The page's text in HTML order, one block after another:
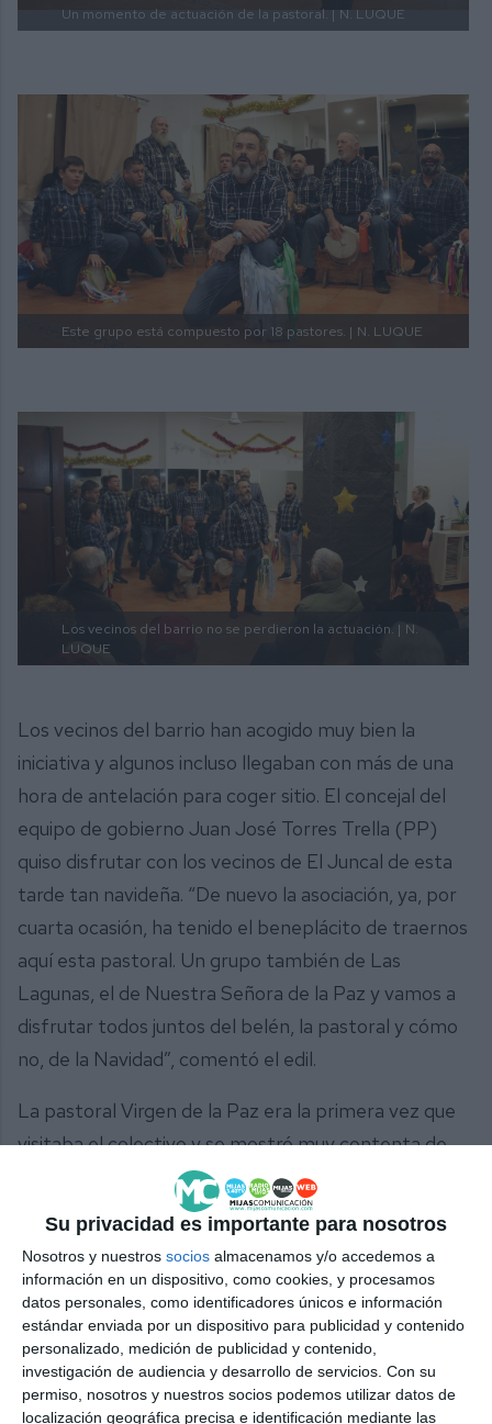
Su privacidad es importante para nosotros
Nosotros y nuestros socios almacenamos y/o accedemos a
información en un dispositivo, como cookies, y procesamos
datos personales, como identificadores únicos e información
estándar enviada por un dispositivo para publicidad y contenido
personalizado, medición de publicidad y contenido,
investigación de audiencia y desarrollo de servicios. Con su
permiso, nosotros y nuestros socios podemos utilizar datos de
localización geográfica precisa e identificación mediante las
Un momento de actuación de la pastoral. | N. LUQUE
Este grupo está compuesto por 18 pastores. | N. LUQUE
Los vecinos del barrio no se perdieron la actuación. | N.
LUQUE
Los vecinos del barrio han acogido muy bien la
iniciativa y algunos incluso llegaban con más de una
hora de antelación para coger sitio. El concejal del
equipo de gobierno Juan José Torres Trella (PP)
quiso disfrutar con los vecinos de El Juncal de esta
tarde tan navideña. “De nuevo la asociación, ya, por
cuarta ocasión, ha tenido el beneplácito de traernos
aquí esta pastoral. Un grupo también de Las
Lagunas, el de Nuestra Señora de la Paz y vamos a
disfrutar todos juntos del belén, la pastoral y cómo
no, de la Navidad”, comentó el edil.
La pastoral Virgen de la Paz era la primera vez que
visitaba el colectivo y se mostró muy contenta de
poder colaborar con la asociación. “Somos un grupo
de 18 pastores, que dejamos un hueco en nuestra
agenda navideña para poder participar en estos
encuentros. Nos llamaron hace tiempo y quisimos
estar. Hay muchos eventos, pero nosotros nos
comprometimos con la asociación”, dijo el director
de la pastoral, Juan Jesús Peña Villa.